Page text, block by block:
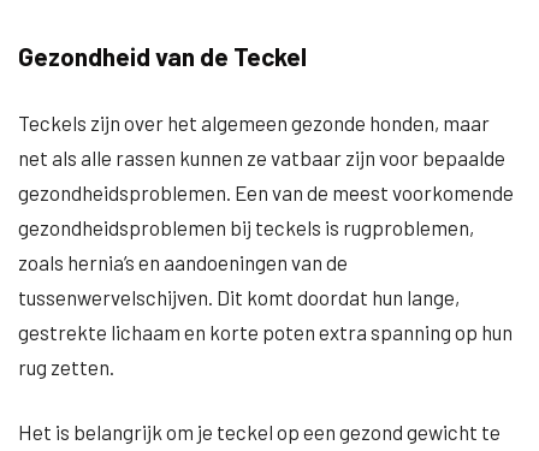
Gezondheid van de Teckel
Teckels zijn over het algemeen gezonde honden, maar
net als alle rassen kunnen ze vatbaar zijn voor bepaalde
gezondheidsproblemen. Een van de meest voorkomende
gezondheidsproblemen bij teckels is rugproblemen,
zoals hernia’s en aandoeningen van de
tussenwervelschijven. Dit komt doordat hun lange,
gestrekte lichaam en korte poten extra spanning op hun
rug zetten.
Het is belangrijk om je teckel op een gezond gewicht te